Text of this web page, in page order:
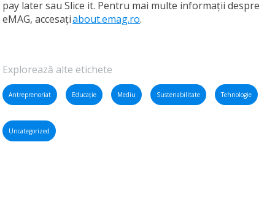
pay later sau Slice it. Pentru mai multe informații despre
eMAG, accesațiabout.emag.ro.
Explorează alte etichete
Antreprenoriat Educație Mediu Sustenabilitate Tehnologie
Uncategorized